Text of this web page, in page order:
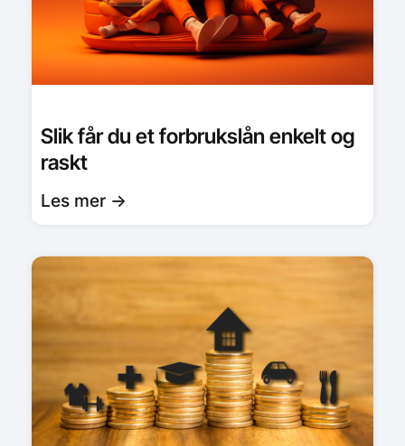
Slik får du et forbrukslån enkelt og
raskt
Les mer ->